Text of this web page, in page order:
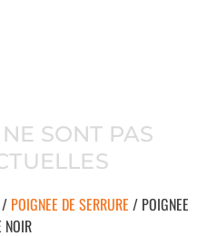
SONT PAS
/ POIGNEE DE SERRURE / POIGNEE
NOIR